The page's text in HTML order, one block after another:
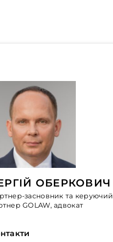
ОБЕРКОВИЧ
засновник та керуючий
GOLAW, адвокат